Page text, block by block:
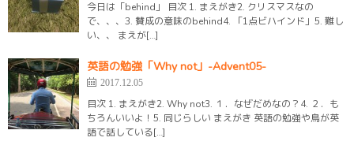
今日は「behind」 目次 1. まえがき2. クリスマスなの
で、、、3. 賛成の意味のbehind4. 「1点ビハインド」5. 難し
い、、 まえが[…]
英語の勉強「Why not」-Advent05-
2017.12.05
目次 1. まえがき2. Why not3. １．なぜだめなの？4. ２．も
ちろんいいよ！5. 同じらしい まえがき 英語の勉強や鳥が英
語で話している[…]